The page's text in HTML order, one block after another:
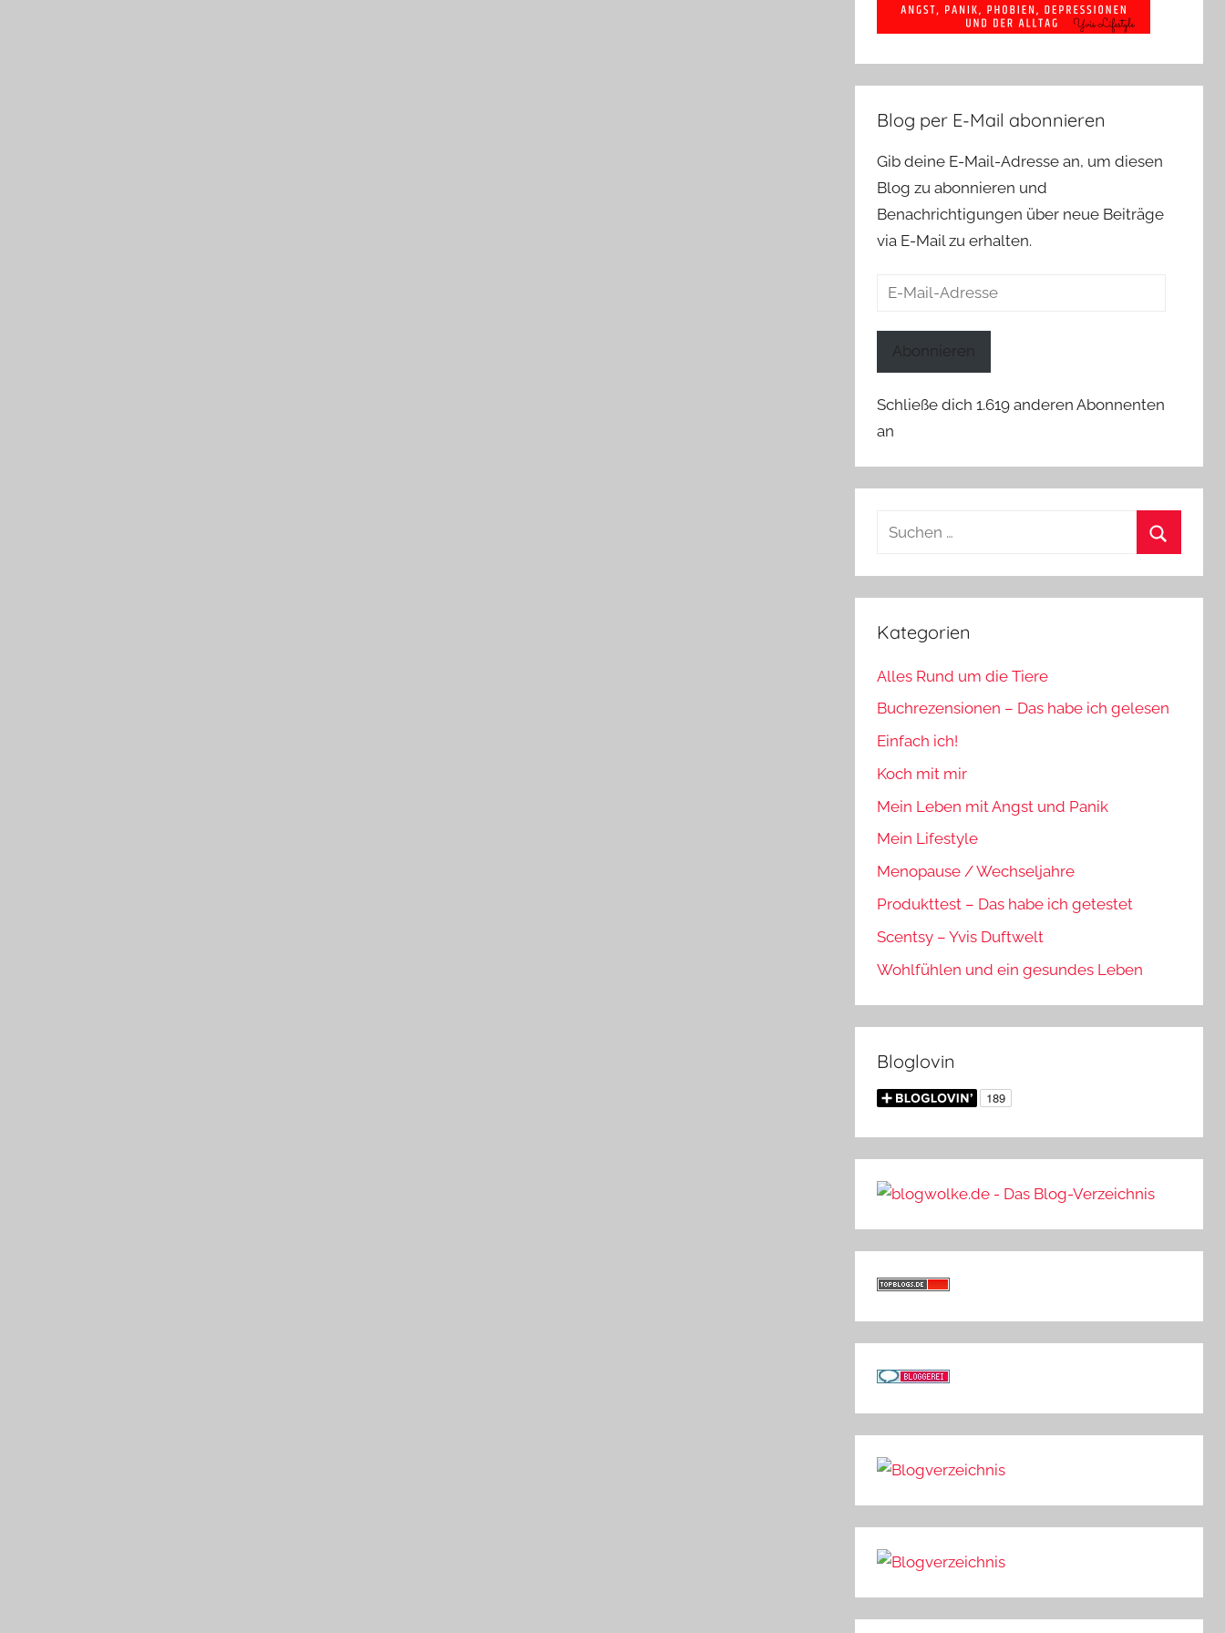
Blog per E-Mail abonnieren
Gib deine E-Mail-Adresse an, um diesen
Blog zu abonnieren und
Benachrichtigungen über neue Beiträge
via E-Mail zu erhalten.
E-
Abonnieren
Schließe dich 1.619 anderen Abonnenten
an
Suchen
Kategorien
Alles Rund um die Tiere
Buchrezensionen – Das habe ich gelesen
Einfach ich!
Koch mit mir
Mein Leben mit Angst und Panik
Mein Lifestyle
Menopause / Wechseljahre
Produkttest – Das habe ich getestet
Scentsy – Yvis Duftwelt
Wohlfühlen und ein gesundes Leben
Bloglovin